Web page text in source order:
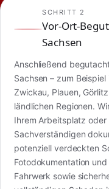
SCHRITT 2
Vor-Ort-
Sachsen
Anschließend
Sachsen – zum
Zwickau, Plauen,
ländlichen Regionen.
Ihrem Arbeitsplatz
Sachverständigen
potenziell verdeckten
Fotodokumentation
Fahrwerk sowie